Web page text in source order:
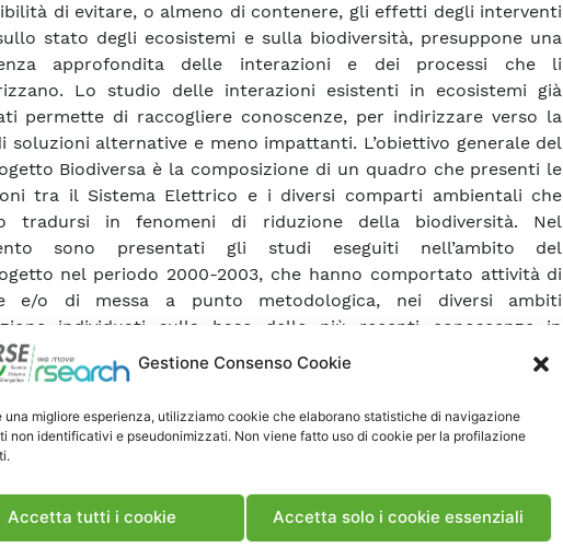
Gestione Consenso Cookie
una migliore esperienza, utilizziamo cookie che elaborano statistiche di navigazione
non identificativi e pseudonimizzati. Non viene fatto uso di cookie per la profilazione
Accetta tutti i cookie Accetta solo i cookie essenziali
di evitare, o almeno di contenere, gli effetti degli interventi
stato degli ecosistemi e sulla biodiversità, presuppone una
approfondita delle interazioni e dei processi che li
Lo studio delle interazioni esistenti in ecosistemi già
permette di raccogliere conoscenze, per indirizzare verso la
soluzioni alternative e meno impattanti. L’obiettivo generale del
Biodiversa è la composizione di un quadro che presenti le
tra il Sistema Elettrico e i diversi comparti ambientali che
tradursi in fenomeni di riduzione della biodiversità. Nel
sono presentati gli studi eseguiti nell’ambito del
nel periodo 2000-2003, che hanno comportato attività di
e/o di messa a punto metodologica, nei diversi ambiti
individuati sulla base delle più recenti conoscenze in
In particolare sono state approfondite le tematiche relative a: –
delle linee elettriche sull’avifauna, fornendo un quadro
alla tipologia di impianto, alle tipologie faunistiche e al
– interazione delle infrastrutture elettriche sul territorio,
di rilevare, mediante opportuni indicatori ecologici, le aree
impatto; – interazione tra impianti di produzione